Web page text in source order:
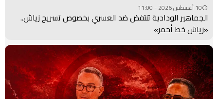
10 أغسطس 2026 - 11:00
الجماهير الودادية تنتفض ضد العسري بخصوص تسريح زياش..
«زياش خط أحمر»